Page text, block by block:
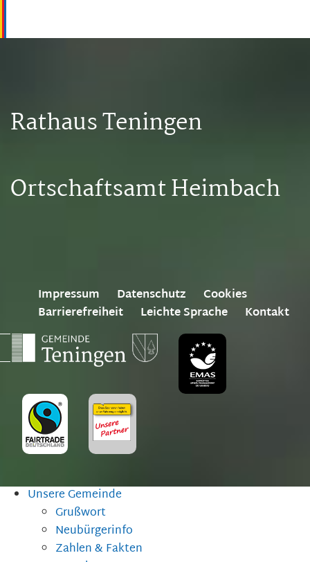
Rathaus Teningen
Ortschaftsamt Heimbach
Impressum Datenschutz
Cookies
Barrierefreiheit
Leichte Sprache Kontakt
Unsere Gemeinde
Grußwort
Neubürgerinfo
Zahlen & Fakten